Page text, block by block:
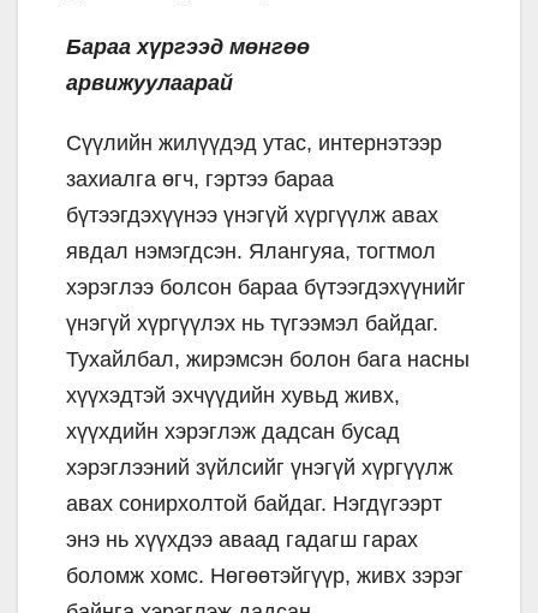
Бараа хүргээд мөнгөө
арвижуулаарай
Сүүлийн жилүүдэд утас, интернэтээр
захиалга өгч, гэртээ бараа
бүтээгдэхүүнээ үнэгүй хүргүүлж авах
явдал нэмэгдсэн. Ялангуяа, тогтмол
хэрэглээ болсон бараа бүтээгдэхүүнийг
үнэгүй хүргүүлэх нь түгээмэл байдаг.
Тухайлбал, жирэмсэн болон бага насны
хүүхэдтэй эхчүүдийн хувьд живх,
хүүхдийн хэрэглэж дадсан бусад
хэрэглээний зүйлсийг үнэгүй хүргүүлж
авах сонирхолтой байдаг. Нэгдүгээрт
энэ нь хүүхдээ аваад гадагш гарах
боломж хомс. Нөгөөтэйгүүр, живх зэрэг